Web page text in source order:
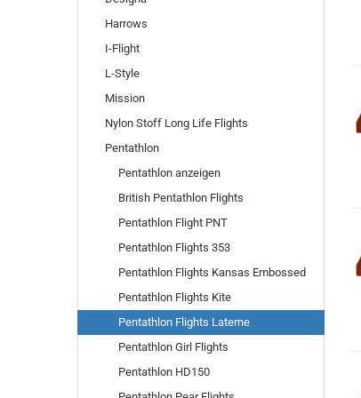
Harrows
I-Flight
L-Style
Mission
Nylon Stoff Long Life Flights
Pentathlon
Pentathlon anzeigen
British Pentathlon Flights
Pentathlon Flight PNT
Pentathlon Flights 353
Pentathlon Flights Kansas Embossed
Pentathlon Flights Kite
Pentathlon Flights Laterne
Pentathlon Girl Flights
Pentathlon HD150